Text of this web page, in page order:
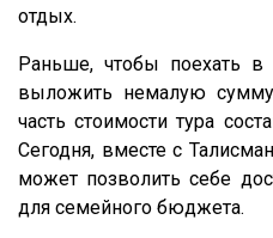
отдых.
Раньше, чтобы поехать
выложить немалую
часть стоимости тура
Сегодня, вместе с
может позволить себе
для семейного бюджета.